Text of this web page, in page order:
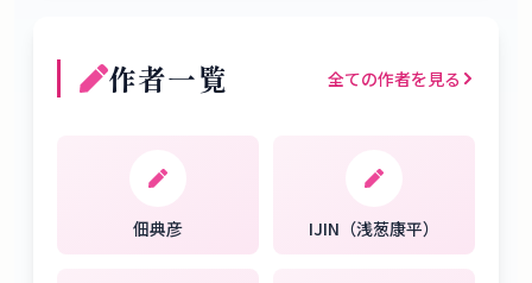
作者一覧 全ての作者を見る
佃典彦 IJIN（浅葱康平）